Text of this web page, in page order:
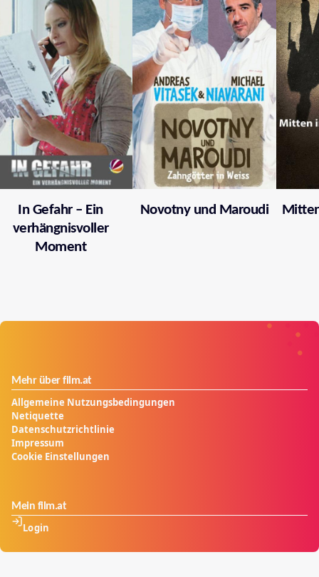
In Gefahr – Ein
verhängnisvoller
Moment
Novotny und Maroudi
Mehr über film.at
Allgemeine Nutzungsbedingungen
Netiquette
Datenschutzrichtlinie
Impressum
Cookie Einstellungen
Mein film.at
Login